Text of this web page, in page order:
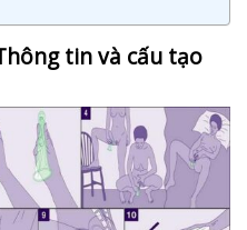
tin và cấu tạo